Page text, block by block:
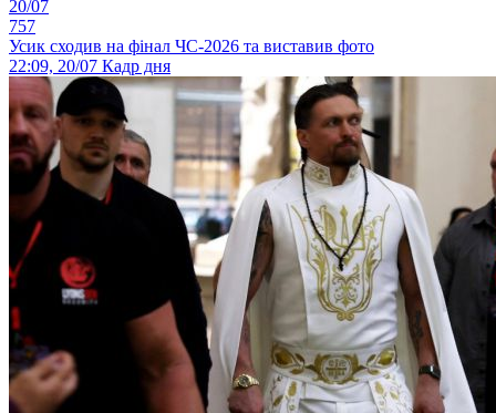
20/07
757
Усик сходив на фінал ЧС-2026 та виставив фото
22:09, 20/07 Кадр дня